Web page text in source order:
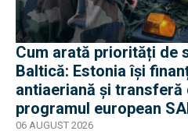
Cum arată priorități de
Baltică: Estonia își
antiaeriană și transferă
programul european
06 AUGUST 2026